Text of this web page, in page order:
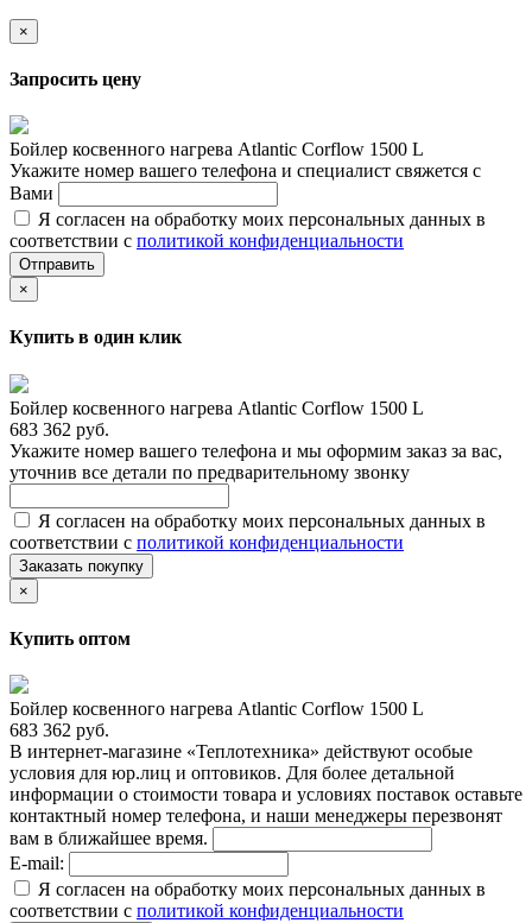
×
Запросить цену
Бойлер косвенного нагрева Atlantic Corflow 1500 L
Укажите номер вашего телефона и специалист свяжется с
Вами
Я согласен на обработку моих персональных данных в
соответствии с политикой конфиденциальности
Отправить
×
Купить в один клик
Бойлер косвенного нагрева Atlantic Corflow 1500 L
683 362 руб.
Укажите номер вашего телефона и мы оформим заказ за вас,
уточнив все детали по предварительному звонку
Я согласен на обработку моих персональных данных в
соответствии с политикой конфиденциальности
Заказать покупку
×
Купить оптом
Бойлер косвенного нагрева Atlantic Corflow 1500 L
683 362 руб.
В интернет-магазине «Теплотехника» действуют особые
условия для юр.лиц и оптовиков. Для более детальной
информации о стоимости товара и условиях поставок оставьте
контактный номер телефона, и наши менеджеры перезвонят
вам в ближайшее время.
E-mail:
Я согласен на обработку моих персональных данных в
соответствии с политикой конфиденциальности